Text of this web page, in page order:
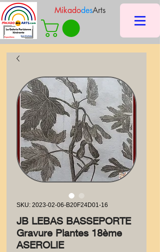
MikadodesArts
SKU: 2023-02-06-B20F24D01-16
JB LEBAS BASSEPORTE
Gravure Plantes 18ème
ASEROLIE